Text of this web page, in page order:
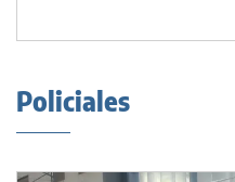
Policiales